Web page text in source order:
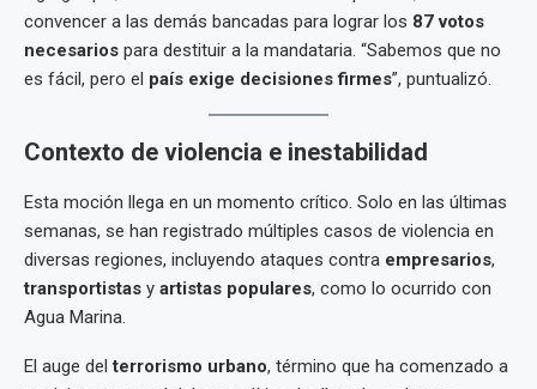
convencer a las demás bancadas para lograr los 87 votos
necesarios para destituir a la mandataria. “Sabemos que no
es fácil, pero el país exige decisiones firmes”, puntualizó.
Contexto de violencia e inestabilidad
Esta moción llega en un momento crítico. Solo en las últimas
semanas, se han registrado múltiples casos de violencia en
diversas regiones, incluyendo ataques contra empresarios,
transportistas y artistas populares, como lo ocurrido con
Agua Marina.
El auge delterrorismo urbano, término que ha comenzado a